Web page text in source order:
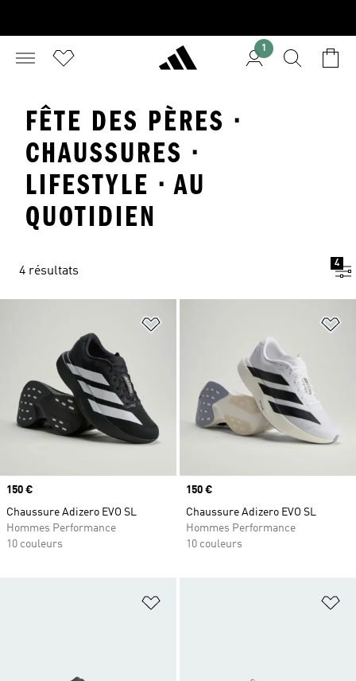
1
FÊTE DES PÈRES ·
CHAUSSURES ·
LIFESTYLE · AU
QUOTIDIEN
4 résultats
4
Ajouter à la Liste de produits
Prix
150 €
Chaussure Adizero EVO SL
Hommes Performance
10 couleurs
Prix
150 €
Chaussure Adizero EVO SL
Hommes Performance
10 couleurs
Ajouter à la Liste de produits